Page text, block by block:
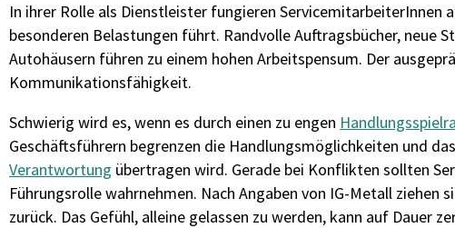
In ihrer Rolle als Dienstleister fungieren ServicemitarbeiterInnen
besonderen Belastungen führt. Randvolle Auftragsbücher, neue
Autohäusern führen zu einem hohen Arbeitspensum. Der
Kommunikationsfähigkeit.
Schwierig wird es, wenn es durch einen zu engen
Geschäftsführern begrenzen die Handlungsmöglichkeiten und
Verantwortung übertragen wird. Gerade bei Konflikten sollten
Führungsrolle wahrnehmen. Nach Angaben von IG-Metall
zurück. Das Gefühl, alleine gelassen zu werden, kann auf Dauer